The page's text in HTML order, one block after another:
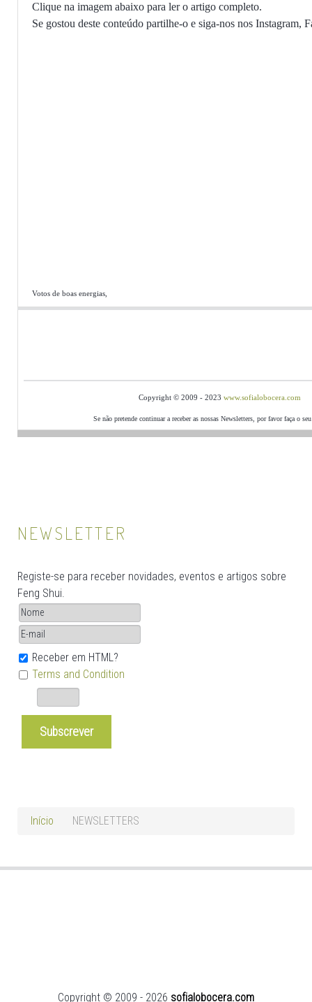
Clique na imagem abaixo para ler o artigo completo.
Se gostou deste conteúdo partilhe-o e siga-nos nos Instagram,
Votos de boas energias,
Copyright © 2009 - 2023 www.sofialobocera.com
Se não pretende continuar a receber as nossas Newsletters, por favor faça o
NEWSLETTER
Registe-se para receber novidades, eventos e artigos sobre
Feng Shui.
Receber em HTML?
Terms and Condition
Início NEWSLETTERS
Copyright © 2009 - 2026 sofialobocera.com